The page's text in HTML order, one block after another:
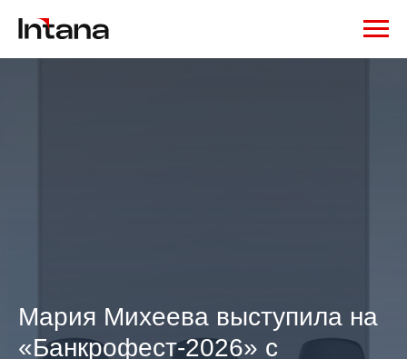
Мария Михеева выступила на
«Банкрофест-2026» с